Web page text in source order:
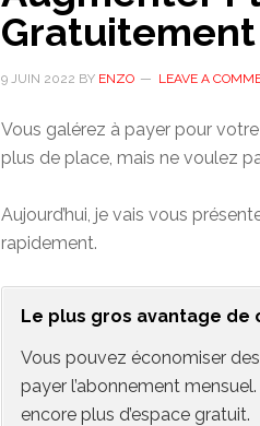
Gratuitement
9 JUIN 2022 BY ENZO LEAVE A
Vous galérez à payer pour
plus de place, mais ne voulez
Aujourd’hui, je vais vous
rapidement.
Le plus gros avantage de
Vous pouvez économiser
payer l’abonnement
encore plus d’espace gratuit.